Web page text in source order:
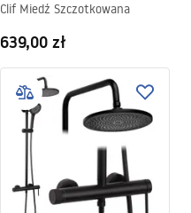
Clif Miedź Szczotkowana
639,00 zł